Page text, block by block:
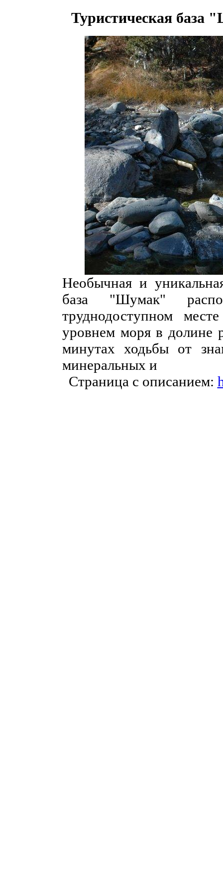
Туристическая база
Необычная и
база "Шумак"
труднодоступном
уровнем моря в долине
минутах ходьбы от
минеральных и
Страница с описанием: